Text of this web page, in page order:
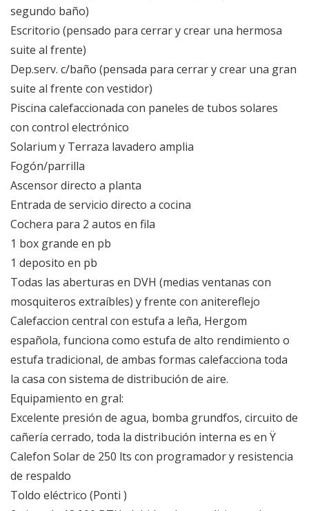
segundo baño)
Escritorio (pensado para cerrar y crear una hermosa
suite al frente)
Dep.serv. c/baño (pensada para cerrar y crear una gran
suite al frente con vestidor)
Piscina calefaccionada con paneles de tubos solares
con control electrónico
Solarium y Terraza lavadero amplia
Fogón/parrilla
Ascensor directo a planta
Entrada de servicio directo a cocina
Cochera para 2 autos en fila
1 box grande en pb
1 deposito en pb
Todas las aberturas en DVH (medias ventanas con
mosquiteros extraíbles) y frente con anitereflejo
Calefaccion central con estufa a leña, Hergom
española, funciona como estufa de alto rendimiento o
estufa tradicional, de ambas formas calefacciona toda
la casa con sistema de distribución de aire.
Equipamiento en gral:
Excelente presión de agua, bomba grundfos, circuito de
cañería cerrado, toda la distribución interna es en Ÿ
Calefon Solar de 250 lts con programador y resistencia
de respaldo
Toldo eléctrico (Ponti )